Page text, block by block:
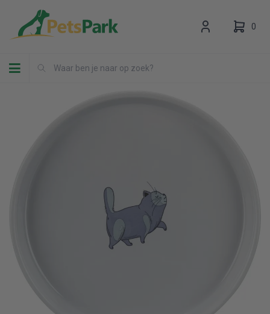
Toggle navigation
0